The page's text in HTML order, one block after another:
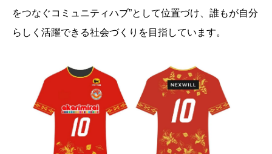
をつなぐコミュニティハブ”として位置づけ、誰もが自分
らしく活躍できる社会づくりを目指しています。